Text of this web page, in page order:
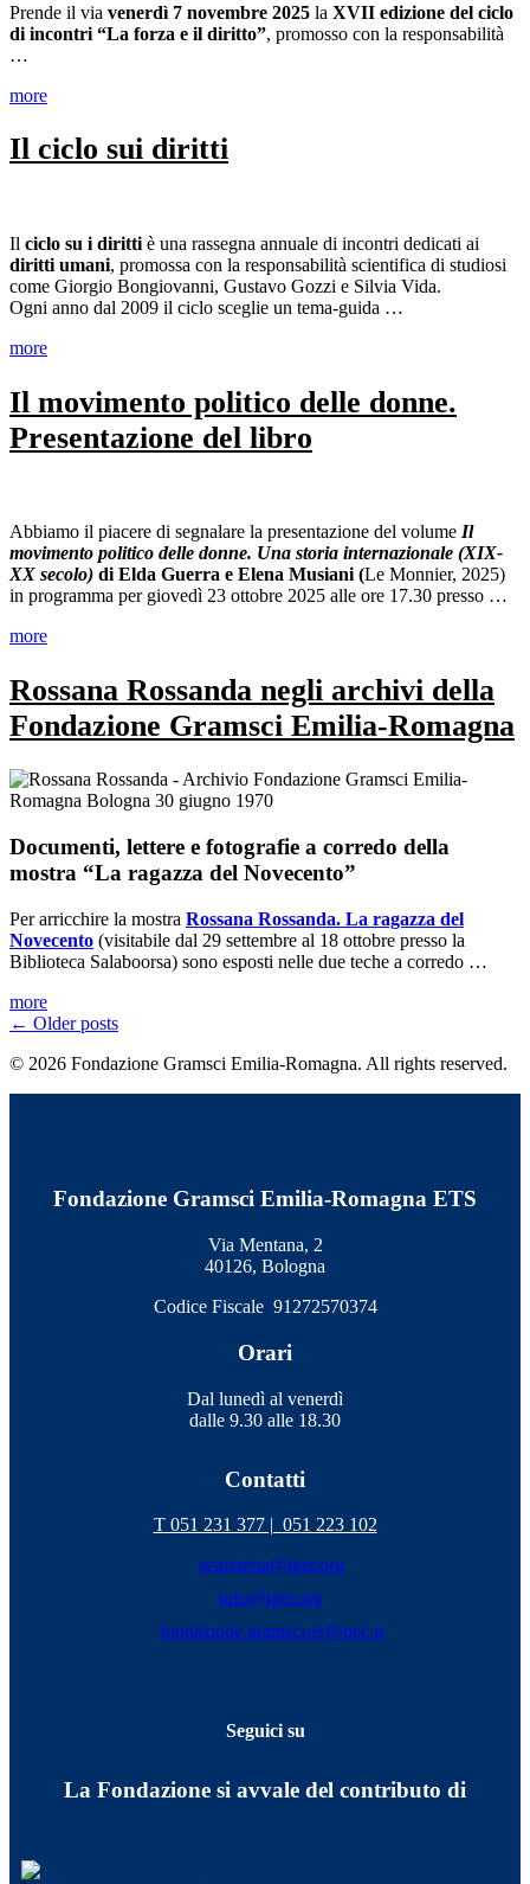
Prende il via venerdì 7 novembre 2025 la XVII edizione del ciclo
di incontri “La forza e il diritto”, promosso con la responsabilità
…
more
Il ciclo sui diritti
Il ciclo su i diritti è una rassegna annuale di incontri dedicati ai
diritti umani, promossa con la responsabilità scientifica di studiosi
come Giorgio Bongiovanni, Gustavo Gozzi e Silvia Vida.
Ogni anno dal 2009 il ciclo sceglie un tema-guida …
more
Il movimento politico delle donne.
Presentazione del libro
Abbiamo il piacere di segnalare la presentazione del volume Il
movimento politico delle donne. Una storia internazionale (XIX-
XX secolo) di Elda Guerra e Elena Musiani (Le Monnier, 2025)
in programma per giovedì 23 ottobre 2025 alle ore 17.30 presso …
more
Rossana Rossanda negli archivi della
Fondazione Gramsci Emilia-Romagna
Documenti, lettere e fotografie a corredo della
mostra “La ragazza del Novecento”
Per arricchire la mostra Rossana Rossanda. La ragazza del
Novecento (visitabile dal 29 settembre al 18 ottobre presso la
Biblioteca Salaboorsa) sono esposti nelle due teche a corredo …
more
← Older posts
© 2026 Fondazione Gramsci Emilia-Romagna. All rights reserved.
Fondazione Gramsci Emilia-Romagna ETS
Via Mentana, 2
40126, Bologna
Codice Fiscale 91272570374
Orari
Dal lunedì al venerdì
dalle 9.30 alle 18.30
Contatti
T 051 231 377 | 051 223 102
segreteria@iger.org
info@iger.org
fondazione.gramsci-er@pec.it
Seguici su
La Fondazione si avvale del contributo di